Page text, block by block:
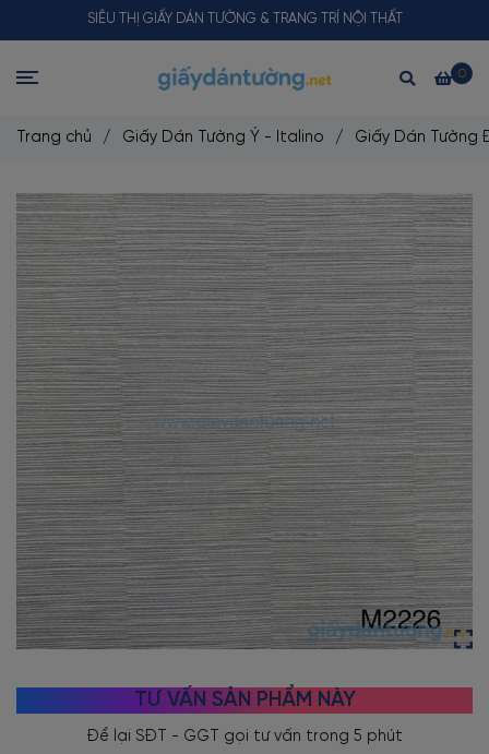
SIÊU THỊ GIẤY DÁN TƯỜNG & TRANG TRÍ NỘI THẤT
0
Trang chủ / Giấy Dán Tường Ý - Italino / Giấy Dán Tường
TƯ VẤN SẢN PHẨM NÀY